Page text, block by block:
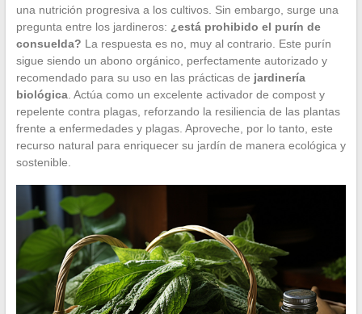
una nutrición progresiva a los cultivos. Sin embargo, surge una
pregunta entre los jardineros: ¿está prohibido el purín de
consuelda? La respuesta es no, muy al contrario. Este purín
sigue siendo un abono orgánico, perfectamente autorizado y
recomendado para su uso en las prácticas de jardinería
biológica. Actúa como un excelente activador de compost y
repelente contra plagas, reforzando la resiliencia de las plantas
frente a enfermedades y plagas. Aproveche, por lo tanto, este
recurso natural para enriquecer su jardín de manera ecológica y
sostenible.